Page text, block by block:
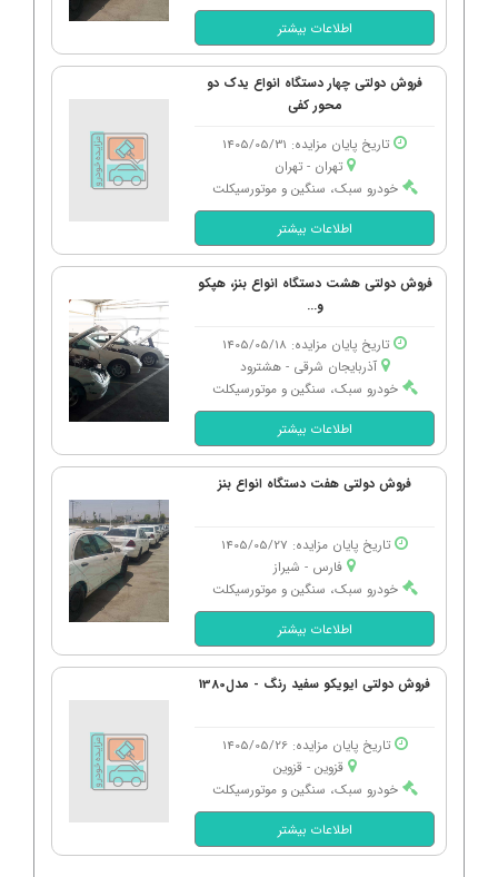
اطلاعات بیشتر
فروش دولتی چهار دستگاه انواع یدک دو
محور کفی
تاریخ پایان مزایده: 1405/05/31
تهران - تهران
خودرو سبک، سنگین و موتورسیکلت
اطلاعات بیشتر
فروش دولتی هشت دستگاه انواع بنز، هپکو
و...
تاریخ پایان مزایده: 1405/05/18
آذربایجان شرقی - هشترود
خودرو سبک، سنگین و موتورسیکلت
اطلاعات بیشتر
فروش دولتی هفت دستگاه انواع بنز
تاریخ پایان مزایده: 1405/05/27
فارس - شیراز
خودرو سبک، سنگین و موتورسیکلت
اطلاعات بیشتر
فروش دولتی ایویکو سفید رنگ - مدل1380
تاریخ پایان مزایده: 1405/05/26
قزوین - قزوین
خودرو سبک، سنگین و موتورسیکلت
اطلاعات بیشتر